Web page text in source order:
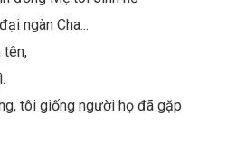
ngàn Cha...
tên,
tôi giống người họ đã gặp